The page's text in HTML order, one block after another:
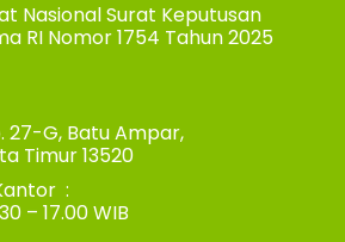
Nasional Surat Keputusan
RI Nomor 1754 Tahun 2025
27-G, Batu Ampar,
Timur 13520
:
– 17.00 WIB